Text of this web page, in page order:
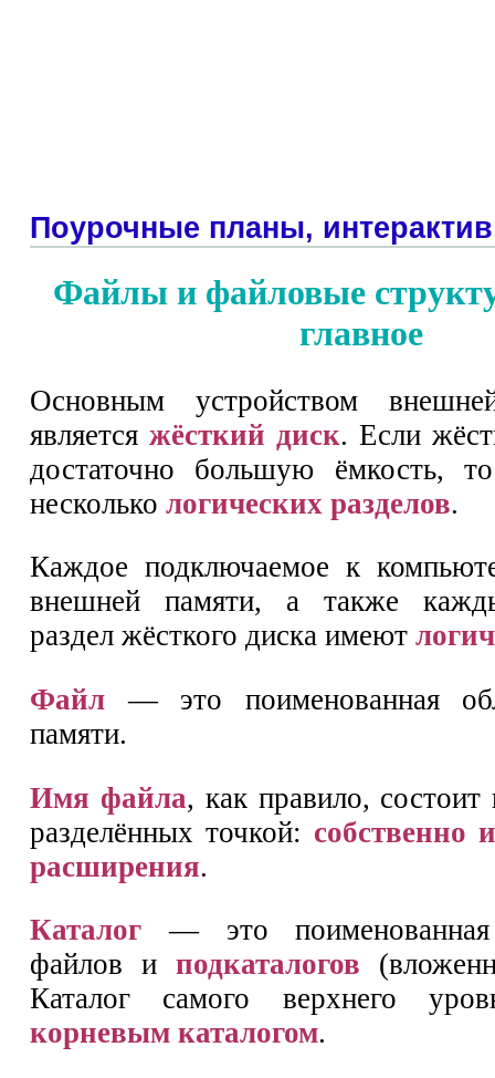
Поурочные планы, интерактив
Файлы и файловые
главное
Основным устройством
является жёсткий диск. Если
достаточно большую ёмкость,
несколько логических разделов.
Каждое подключаемое к
внешней памяти, а также
раздел жёсткого диска имеют
Файл — это поименованная
памяти.
Имя файла, как правило, состоит
разделённых точкой: собственно
расширения.
Каталог — это поименованная
файлов и подкаталогов
Каталог самого верхнего
корневым каталогом.